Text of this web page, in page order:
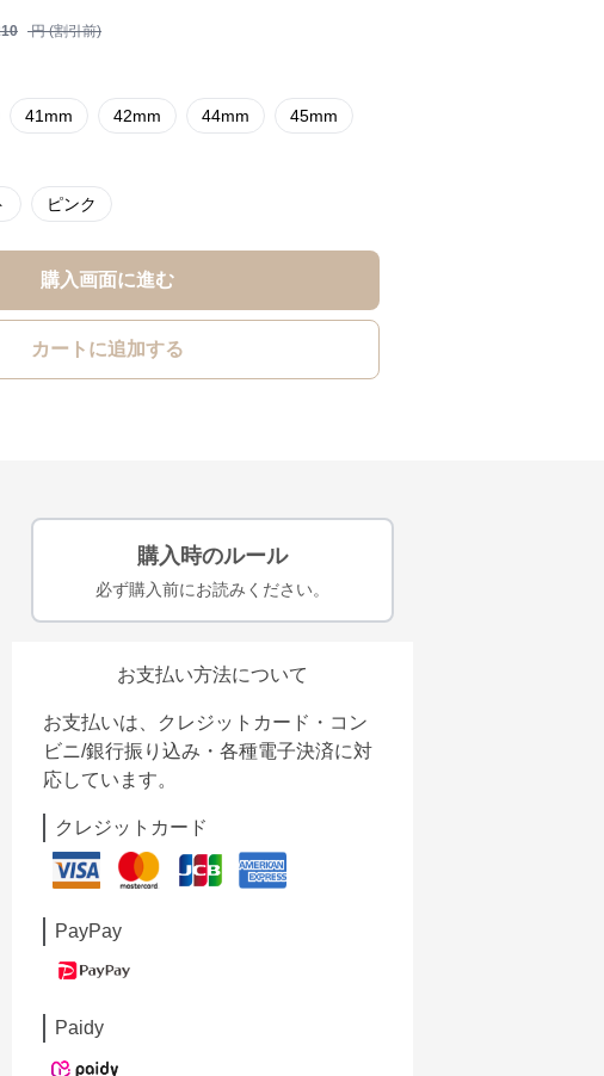
円 (割引前)
41mm 42mm 44mm 45mm
ピンク
購入画面に進む
カートに追加する
購入時のルール
必ず購入前にお読みください。
お支払い方法について
お支払いは、クレジットカード・コン
ビニ/銀行振り込み・各種電子決済に対
応しています。
クレジットカード
PayPay
Paidy